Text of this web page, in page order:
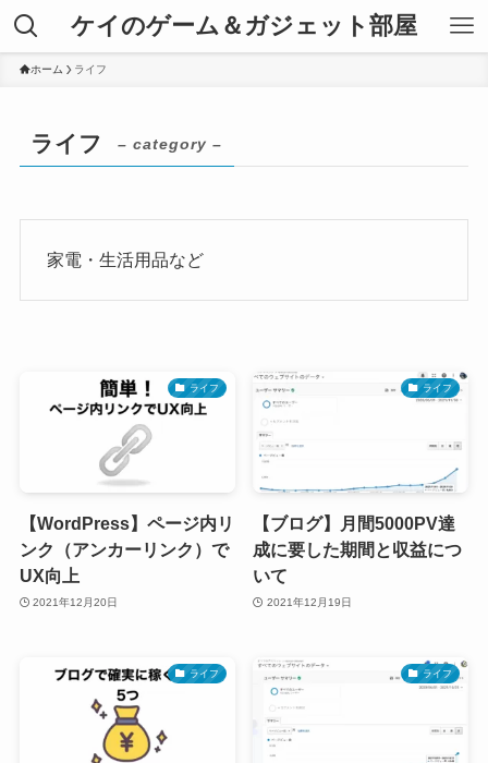
ケイのゲーム＆ガジェット部屋
ホーム ライフ
ライフ – category –
家電・生活用品など
ライフ
【WordPress】ページ内リ
ンク（アンカーリンク）で
UX向上
2021年12月20日
ライフ
【ブログ】月間5000PV達
成に要した期間と収益につ
いて
2021年12月19日
ライフ ライフ